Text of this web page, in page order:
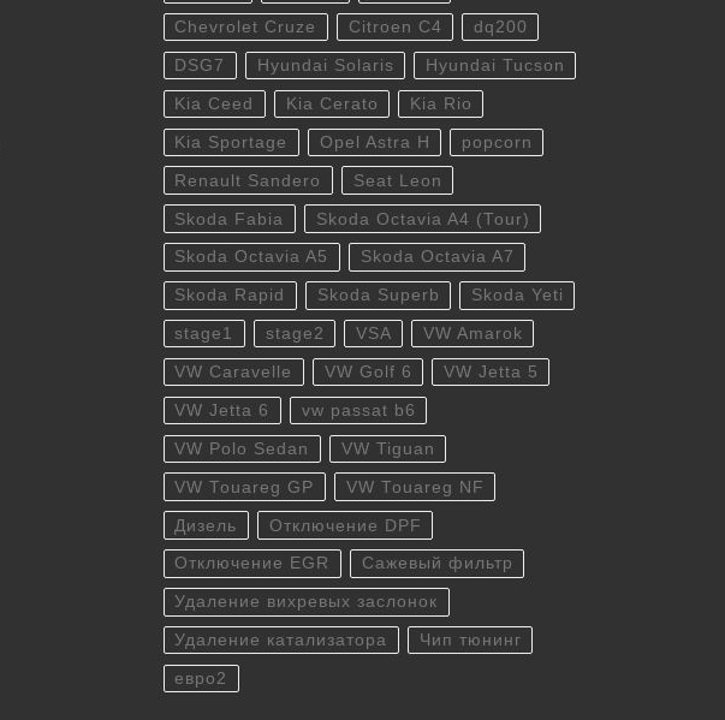
Chevrolet Cruze Citroen C4 dq200
DSG7 Hyundai Solaris Hyundai Tucson
Kia Ceed Kia Cerato Kia Rio
Kia Sportage Opel Astra H popcorn
Renault Sandero Seat Leon
Skoda Fabia Skoda Octavia A4 (Tour)
Skoda Octavia A5 Skoda Octavia A7
Skoda Rapid Skoda Superb Skoda Yeti
stage1 stage2 VSA VW Amarok
VW Caravelle VW Golf 6 VW Jetta 5
VW Jetta 6 vw passat b6
VW Polo Sedan VW Tiguan
VW Touareg GP VW Touareg NF
Дизель Отключение DPF
Отключение EGR Сажевый фильтр
Удаление вихревых заслонок
Удаление катализатора Чип тюнинг
евро2